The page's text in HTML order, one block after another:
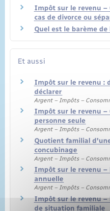
Impôt sur le revenu
cas de divorce ou
Quel est le barème
Et aussi
Impôt sur le revenu :
déclarer
Argent – Impôts –
Impôt sur le revenu
personne seule
Argent – Impôts –
Quotient familial
concubinage
Argent – Impôts –
Impôt sur le revenu –
annuelle
Argent – Impôts –
Impôt sur le revenu –
de situation familiale